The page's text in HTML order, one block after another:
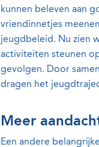
kunnen beleven aan
vriendinnetjes
jeugdbeleid. Nu zien
activiteiten steunen
gevolgen. Door
dragen het
Meer
Een andere